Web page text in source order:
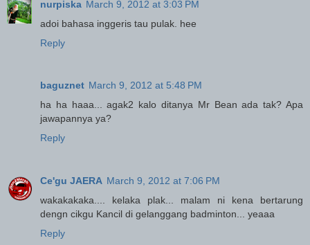
nurpiska March 9, 2012 at 3:03 PM
adoi bahasa inggeris tau pulak. hee
Reply
baguznet March 9, 2012 at 5:48 PM
ha ha haaa... agak2 kalo ditanya Mr Bean ada tak? Apa
jawapannya ya?
Reply
Ce'gu JAERA March 9, 2012 at 7:06 PM
wakakakaka.... kelaka plak... malam ni kena bertarung
dengn cikgu Kancil di gelanggang badminton... yeaaa
Reply